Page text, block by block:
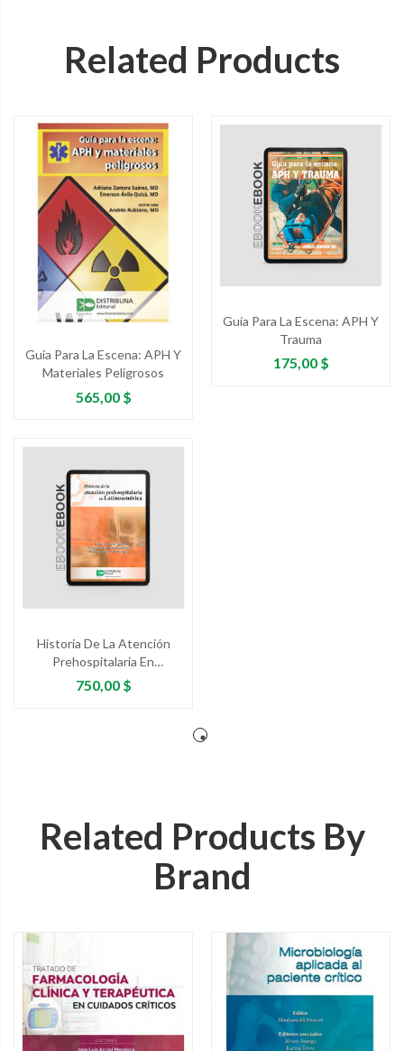
Related Products
Guía Para La Escena: APH Y
Materiales Peligrosos
Precio
565,00 $
Historia De La Atención
Prehospitalaria En
Latinoamérica
Precio
750,00 $
Guía Para La Escena: APH Y
Trauma
Precio
175,00 $
Related Products By
Brand